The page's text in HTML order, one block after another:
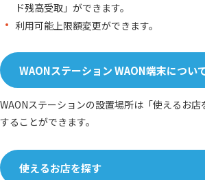
ド残高受取」ができます。
利用可能上限額変更ができます。
WAONステーション WAON端末につい
WAONステーションの設置場所は「使えるお店
することができます。
使えるお店を探す